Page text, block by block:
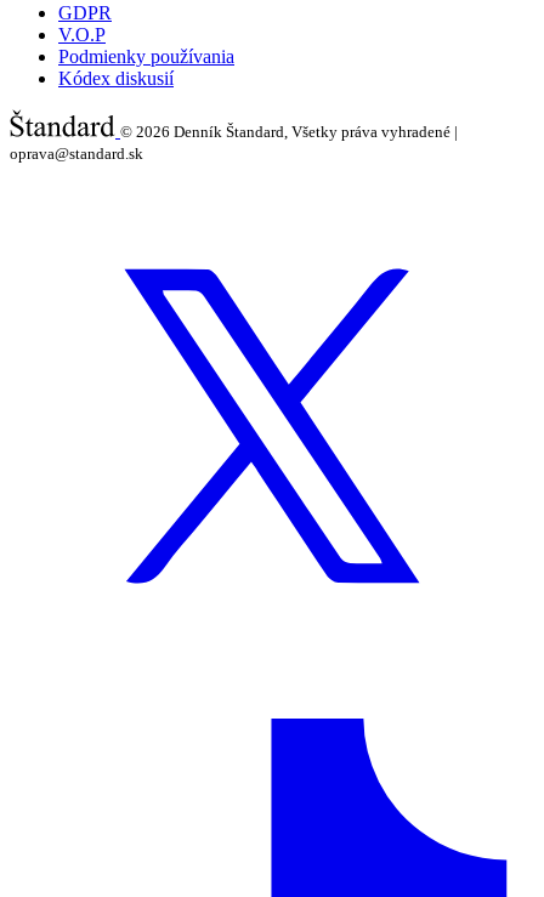
GDPR
V.O.P
Podmienky používania
Kódex diskusií
© 2026 Denník Štandard, Všetky práva vyhradené |
oprava@standard.sk